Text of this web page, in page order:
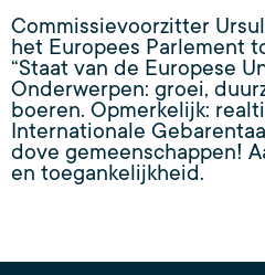
Commissievoorzitter
het Europees Parlement
“Staat van de Europese
Onderwerpen: groei,
boeren. Opmerkelijk:
Internationale
dove gemeenschappen!
en toegankelijkheid.